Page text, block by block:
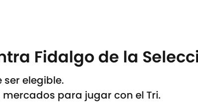
Fidalgo de la
elegible.
para jugar con el Tri.